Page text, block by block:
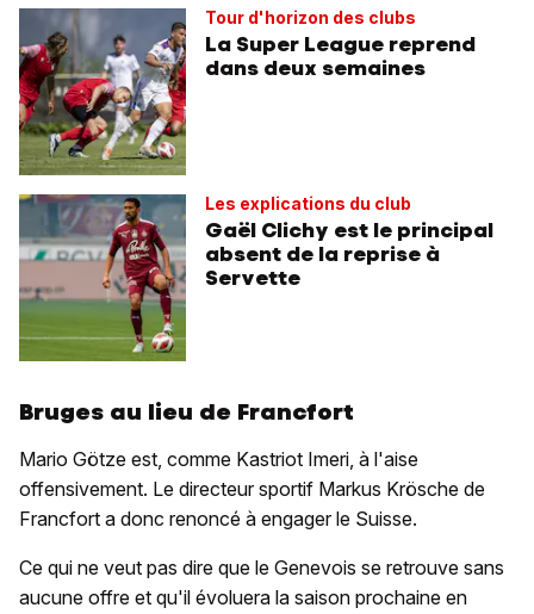
Tour d'horizon des clubs
La Super League reprend
dans deux semaines
Les explications du club
Gaël Clichy est le principal
absent de la reprise à
Servette
Bruges au lieu de Francfort
Mario Götze est, comme Kastriot Imeri, à l'aise
offensivement. Le directeur sportif Markus Krösche de
Francfort a donc renoncé à engager le Suisse.
Ce qui ne veut pas dire que le Genevois se retrouve sans
aucune offre et qu'il évoluera la saison prochaine en